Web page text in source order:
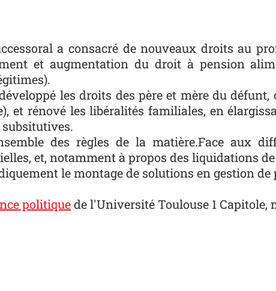
a consacré de nouveaux droits au
et augmentation du droit à pension
les droits des père et mère du
et rénové les libéralités familiales, en
des règles de la matière.Face aux
et, notamment à propos des liquidations
le montage de solutions en gestion de
politiquede l'Université Toulouse 1 Capitole,